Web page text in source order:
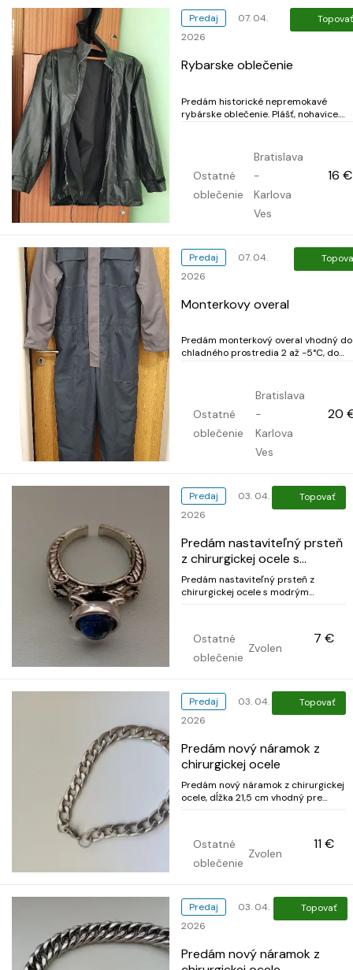
Predaj
07. 04.
2026
Topovať
Rybarske oblečenie
Predám historické nepremokavé
rybárske oblečenie. Plášť, nohavice.
Ostatné
oblečenie
Bratislava
-
Karlova
Ves
16 €
Predaj
07. 04.
2026
Monterkovy overal
Predám monterkový overal vhodný do
chladného prostredia 2 až -5°C, do
golier. Elastická zadná časť, pletené
manžety, zapínanie na zips prekryté
suchým zipsom. Materiál pr...
Ostatné
oblečenie
Bratislava
-
Karlova
Ves
20
Predaj
03. 04.
2026
Topovať
Predám nastaviteľný prsteň
z chirurgickej ocele s
modrým kameňom
Predám nastaviteľný prsteň z
chirurgickej ocele s modrým
Ostatné
oblečenie
Zvolen
7 €
Predaj
03. 04.
2026
Topovať
Predám nový náramok z
chirurgickej ocele
Predám nový náramok z chirurgickej
ocele, dĺžka 21,5 cm vhodný pre
Ostatné
oblečenie
Zvolen
11 €
Predaj
03. 04.
2026
Topovať
Predám nový náramok z